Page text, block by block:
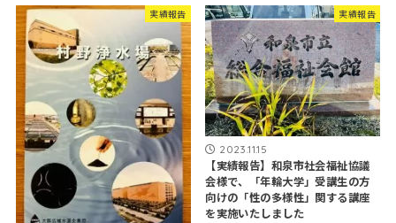
実績報告 実績報告
2023.11.15
【実績報告】和泉市社会福祉協議
会様で、「年輪大学」受講生の方
向けの「性の多様性」関する講座
を実施いたしました